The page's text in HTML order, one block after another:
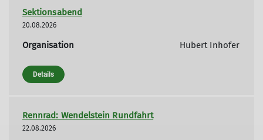
Sektionsabend
20.08.2026
Organisation Hubert Inhofer
Details
Rennrad: Wendelstein Rundfahrt
22.08.2026